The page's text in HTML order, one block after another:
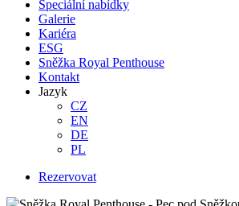
Speciální nabídky
Galerie
Kariéra
ESG
Sněžka Royal Penthouse
Kontakt
Jazyk
CZ
EN
DE
PL
Rezervovat